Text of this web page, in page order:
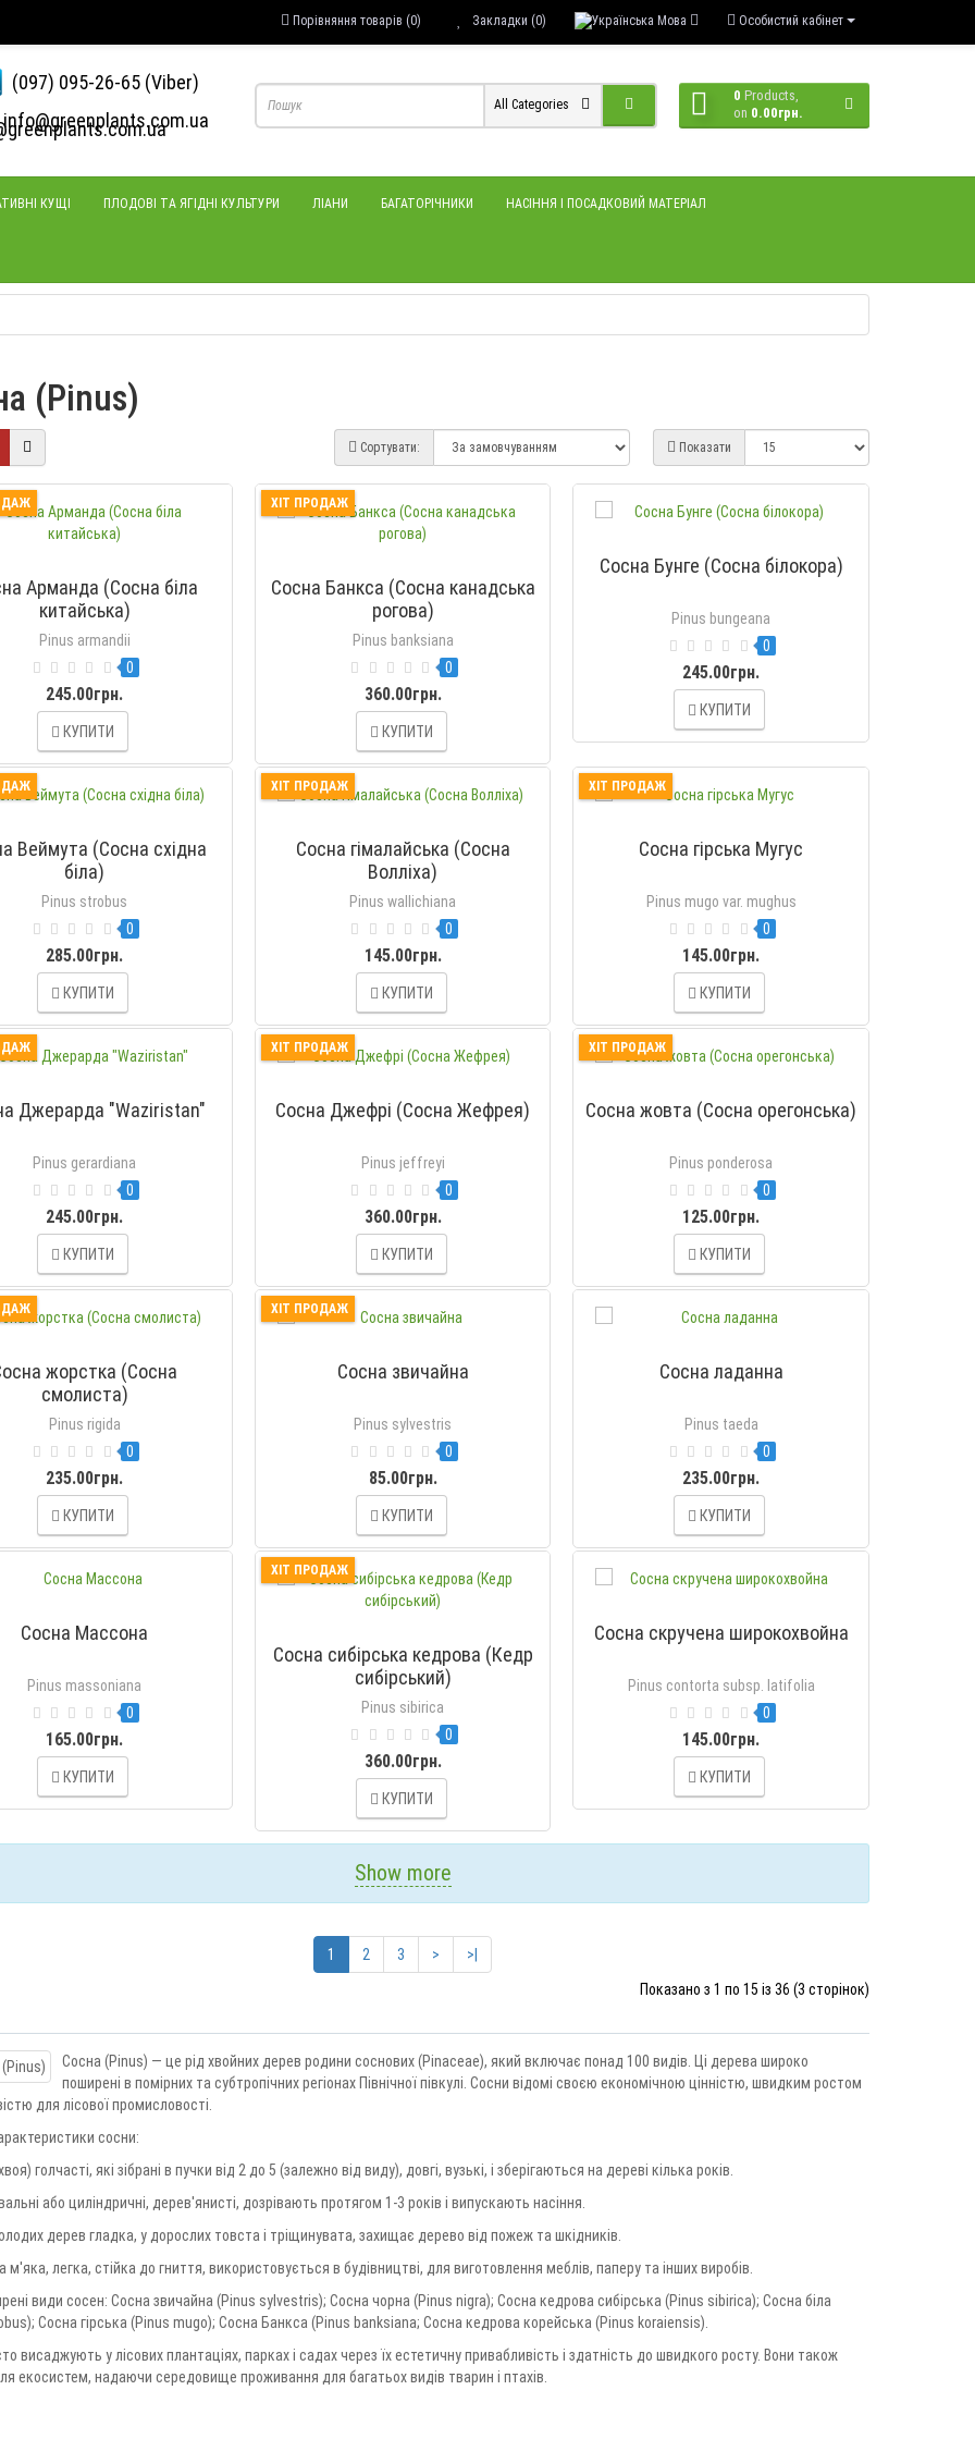
Особистий кабінет
Мова
Закладки (0)
Порівняння товарів (0)
(097) 095-26-65 (Viber)
info@greenplants.com.ua
0 Products,
on 0.00грн.
All Categories
КУЩІ ПЛОДОВІ ТА ЯГІДНІ КУЛЬТУРИ ЛІАНИ БАГАТОРІЧНИКИ НАСІННЯ І ПОСАДКОВИЙ МАТЕРІАЛ
(Pinus)
Сортувати: Показати
Арманда (Сосна біла
китайська)
Pinus armandii
0
245.00грн.
КУПИТИ
ХІТ ПРОДАЖ
Сосна Банкса (Сосна канадська
рогова)
Pinus banksiana
0
360.00грн.
КУПИТИ
Сосна Бунге (Сосна білокора)
Pinus bungeana
0
245.00грн.
КУПИТИ
Веймута (Сосна східна
біла)
Pinus strobus
0
285.00грн.
КУПИТИ
ХІТ ПРОДАЖ
Сосна гімалайська (Сосна
Волліха)
Pinus wallichiana
0
145.00грн.
КУПИТИ
ХІТ ПРОДАЖ
Сосна гірська Мугус
Pinus mugo var. mughus
0
145.00грн.
КУПИТИ
Джерарда "Waziristan"
Pinus gerardiana
0
245.00грн.
КУПИТИ
ХІТ ПРОДАЖ
Сосна Джефрі (Сосна Жефрея)
Pinus jeffreyi
0
360.00грн.
КУПИТИ
ХІТ ПРОДАЖ
Сосна жовта (Сосна орегонська)
Pinus ponderosa
0
125.00грн.
КУПИТИ
жорстка (Сосна
смолиста)
Pinus rigida
0
235.00грн.
КУПИТИ
ХІТ ПРОДАЖ
Сосна звичайна
Pinus sylvestris
0
85.00грн.
КУПИТИ
Сосна ладанна
Pinus taeda
0
235.00грн.
КУПИТИ
Сосна Массона
Pinus massoniana
0
165.00грн.
КУПИТИ
ХІТ ПРОДАЖ
Сосна сибірська кедрова (Кедр
сибірський)
Pinus sibirica
0
360.00грн.
КУПИТИ
Сосна скручена широкохвойна
Pinus contorta subsp. latifolia
0
145.00грн.
КУПИТИ
Show more
1 2 3 >
>|
Показано з 1 по 15 із 36 (3 сторінок)
Сосна (Pinus) — це рід хвойних дерев родини соснових (Pinaceae), який включає понад 100 видів. Ці дерева широко
поширені в помірних та субтропічних регіонах Північної півкулі. Сосни відомі своєю економічною цінністю, швидким ростом
для лісової промисловості.
сосни:
голчасті, які зібрані в пучки від 2 до 5 (залежно від виду), довгі, вузькі, і зберігаються на дереві кілька років.
або циліндричні, дерев'янисті, дозрівають протягом 1-3 років і випускають насіння.
дерев гладка, у дорослих товста і тріщинувата, захищає дерево від пожеж та шкідників.
м'яка, легка, стійка до гниття, використовується в будівництві, для виготовлення меблів, паперу та інших виробів.
види сосен: Сосна звичайна (Pinus sylvestris); Сосна чорна (Pinus nigra); Сосна кедрова сибірська (Pinus sibirica); Сосна біла
Сосна гірська (Pinus mugo); Сосна Банкса (Pinus banksiana; Сосна кедрова корейська (Pinus koraiensis).
висаджують у лісових плантаціях, парках і садах через їх естетичну привабливість і здатність до швидкого росту. Вони також
екосистем, надаючи середовище проживання для багатьох видів тварин і птахів.